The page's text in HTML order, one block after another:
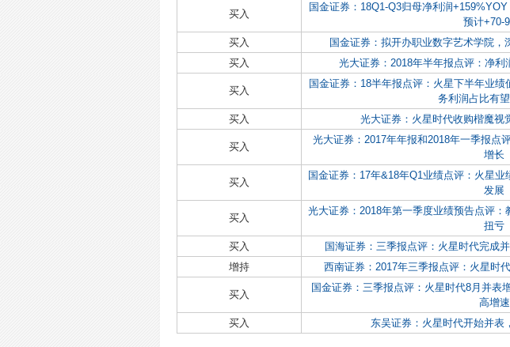
买入
国金证券：18Q1-Q3归母净利润
预计+70-
买入 国金证券：拟开办职业数字艺术学院
买入
光大证券：2018年半年报点评：净
买入
国金证券：18半年报点评：火星下半年业
务利润占比有
买入 光大证券：火星时代收购楷魔视
买入
光大证券：2017年年报和2018年一季报点
增长
买入
国金证券：17年&18年Q1业绩点评：火星
发展
买入
光大证券：2018年第一季度业绩预告点评
扭亏
买入 国海证券：三季报点评：火星时代完成
增持
西南证券：2017年三季报点评：火星时
买入
国金证券：三季报点评：火星时代8月并表
高增速
买入 东吴证券：火星时代开始并表